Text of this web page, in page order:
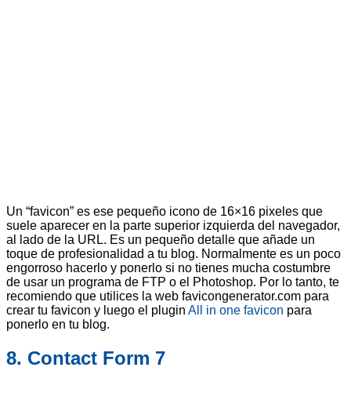
Un “favicon” es ese pequeño icono de 16×16 pixeles que
suele aparecer en la parte superior izquierda del navegador,
al lado de la URL. Es un pequeño detalle que añade un
toque de profesionalidad a tu blog. Normalmente es un poco
engorroso hacerlo y ponerlo si no tienes mucha costumbre
de usar un programa de FTP o el Photoshop. Por lo tanto, te
recomiendo que utilices la web favicongenerator.com para
crear tu favicon y luego el plugin All in one favicon para
ponerlo en tu blog.
8. Contact Form 7